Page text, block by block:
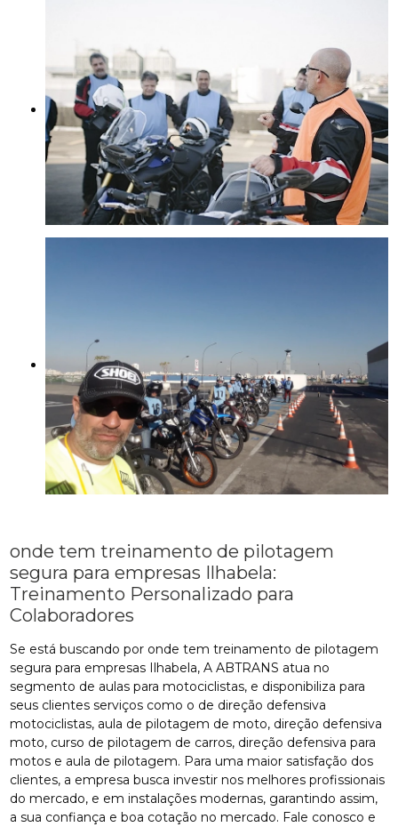
onde tem treinamento de pilotagem
segura para empresas Ilhabela:
Treinamento Personalizado para
Colaboradores
Se está buscando por onde tem treinamento de pilotagem
segura para empresas Ilhabela, A ABTRANS atua no
segmento de aulas para motociclistas, e disponibiliza para
seus clientes serviços como o de direção defensiva
motociclistas, aula de pilotagem de moto, direção defensiva
moto, curso de pilotagem de carros, direção defensiva para
motos e aula de pilotagem. Para uma maior satisfação dos
clientes, a empresa busca investir nos melhores profissionais
do mercado, e em instalações modernas, garantindo assim,
a sua confiança e boa cotação no mercado. Fale conosco e